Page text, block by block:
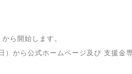
ら開始します。
）から公式ホームページ及び 支援金